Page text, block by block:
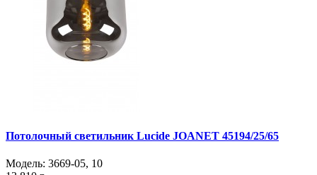
Потолочный светильник Lucide JOANET 45194/25/65
Модель: 3669-05, 10